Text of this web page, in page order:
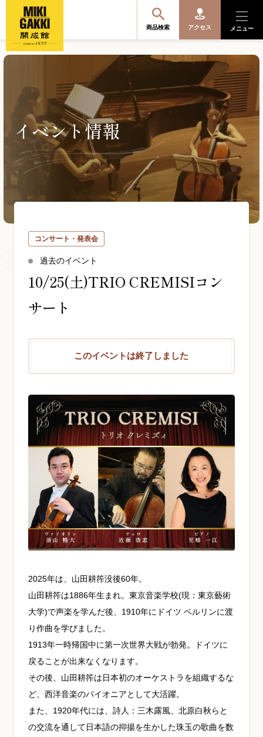
商品検索 アクセス メニュー
商品を探す・選ぶ
便利なサービス
開成館を知る
音楽教室・イベント情報
サポート・購入特典
受付時間 10:00～19:00 (水曜定休)
お問い合わせフォーム
大阪・本町のピアノ専門店
三木楽器 開成館
〒541-0057
大阪府大阪市中央区北久宝寺町3丁目3−4
三木楽器 開成館
ピアノ弾き比べ、過去のコンサートな
ど動画で発信中！
サイトマップ 個人情報の取り扱い 特定商品取引法表記
イベント情報
コンサート・発表会
過去のイベント
10/25(土)TRIO CREMISIコン
サート
このイベントは終了しました
2025年は、山田耕筰没後60年。
山田耕筰は1886年生まれ。東京音楽学校(現：東京藝術
大学)で声楽を学んだ後、1910年にドイツ ベルリンに渡
り作曲を学びました。
1913年一時帰国中に第一次世界大戦が勃発。ドイツに
戻ることが出来なくなります。
その後、山田耕筰は日本初のオーケストラを組織するな
ど、西洋音楽のパイオニアとして大活躍。
また、1920年代には、詩人：三木露風、北原白秋らと
の交流を通して日本語の抑揚を生かした珠玉の歌曲を数